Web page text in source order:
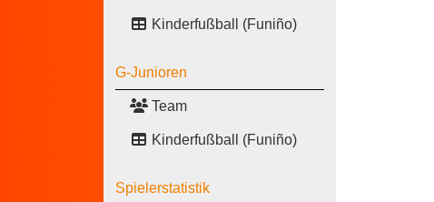
Kinderfußball (Funiño)
G-Junioren
Team
Kinderfußball (Funiño)
Spielerstatistik